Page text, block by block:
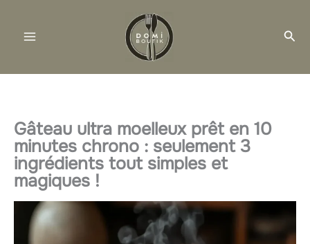
Gâteau ultra moelleux prêt en 10
minutes chrono : seulement 3
ingrédients tout simples et
magiques !